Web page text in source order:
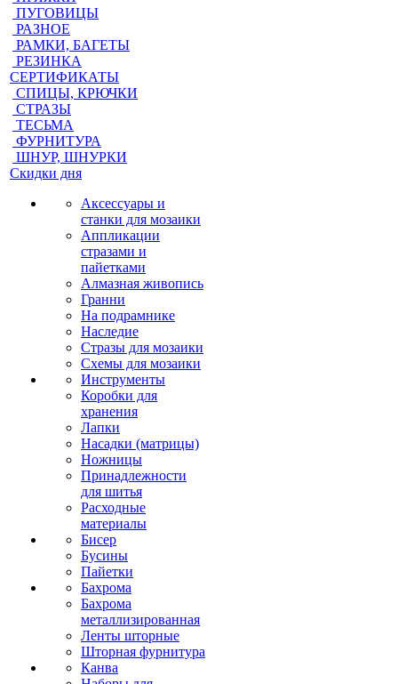
ПУГОВИЦЫ
РАЗНОЕ
РАМКИ, БАГЕТЫ
РЕЗИНКА
СЕРТИФИКАТЫ
СПИЦЫ, КРЮЧКИ
СТРАЗЫ
ТЕСЬМА
ФУРНИТУРА
ШНУР, ШНУРКИ
Скидки дня
Аксессуары и
станки для мозаики
Аппликации
стразами и
пайетками
Алмазная живопись
Гранни
На подрамнике
Наследие
Стразы для мозаики
Схемы для мозаики
Инструменты
Коробки для
хранения
Лапки
Насадки (матрицы)
Ножницы
Принадлежности
для шитья
Расходные
материалы
Бисер
Бусины
Пайетки
Бахрома
Бахрома
металлизированная
Ленты шторные
Шторная фурнитура
Канва